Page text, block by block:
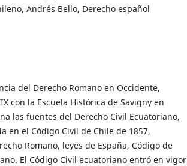
Andrés Bello, Derecho español
del Derecho Romano en Occidente,
con la Escuela Histórica de Savigny en
las fuentes del Derecho Civil Ecuatoriano,
en el Código Civil de Chile de 1857,
Romano, leyes de España, Código de
El Código Civil ecuatoriano entró en vigor